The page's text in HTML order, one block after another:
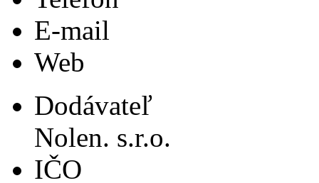
E-mail
Web
Dodávateľ
Nolen. s.r.o.
IČO